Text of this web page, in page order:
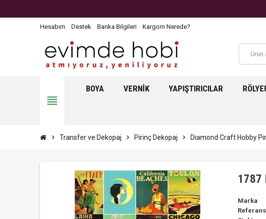
Hesabım Destek Banka Bilgileri Kargom Nerede?
view_headline
BOYA VERNIK YAPIŞTIRICILAR
chevron_right Transfer ve Dekopaj chevron_right Pirinç Dekopaj chevron_right Diamond Craft Hobby
1787
Marka
Referans